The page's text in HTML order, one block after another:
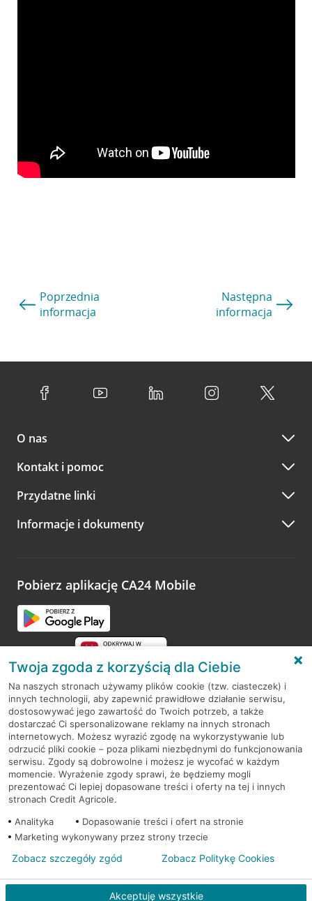
Poprzednia
informacja
Następna
informacja
O nas
Kontakt i pomoc
Przydatne linki
Informacje i dokumenty
Pobierz aplikację CA24 Mobile
RODO
Regulamin serwisu
Mapa serwisu
PolitykaCookies
© 2026 Credit Agricole Bank Polska S.A. Wszelkie prawa zastrzeżone
Twoja zgoda z korzyścią dla Ciebie
Na naszych stronach używamy plików cookie (tzw. ciasteczek) i
innych technologii, aby zapewnić prawidłowe działanie serwisu,
dostosowywać jego zawartość do Twoich potrzeb, a także
dostarczać Ci spersonalizowane reklamy na innych stronach
internetowych. Możesz wyrazić zgodę na wykorzystywanie lub
odrzucić pliki cookie – poza plikami niezbędnymi do funkcjonowania
serwisu. Zgody są dobrowolne i możesz je wycofać w każdym
momencie. Wyrażenie zgody sprawi, że będziemy mogli
prezentować Ci lepiej dopasowane treści i oferty na tej i innych
stronach Credit Agricole.
Analityka
Dopasowanie treści i ofert na stronie
Marketing wykonywany przez strony trzecie
Akceptuję wszystkie
Zobacz szczegóły zgód Zobacz Politykę Cookies